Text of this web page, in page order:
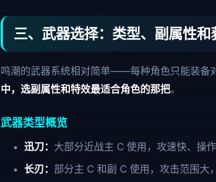
三、武器选择：类型、副属性和
鸣潮的武器系统相对简单——每种角色只能装备
中，选副属性和特效最适合角色的那把。
武器类型概览
迅刀： 大部分近战主 C 使用，攻速快、操作
长刃： 部分主 C 和副 C 使用，攻击范围大